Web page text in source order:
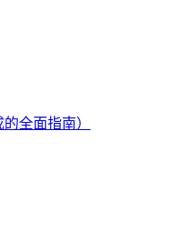
全面指南）